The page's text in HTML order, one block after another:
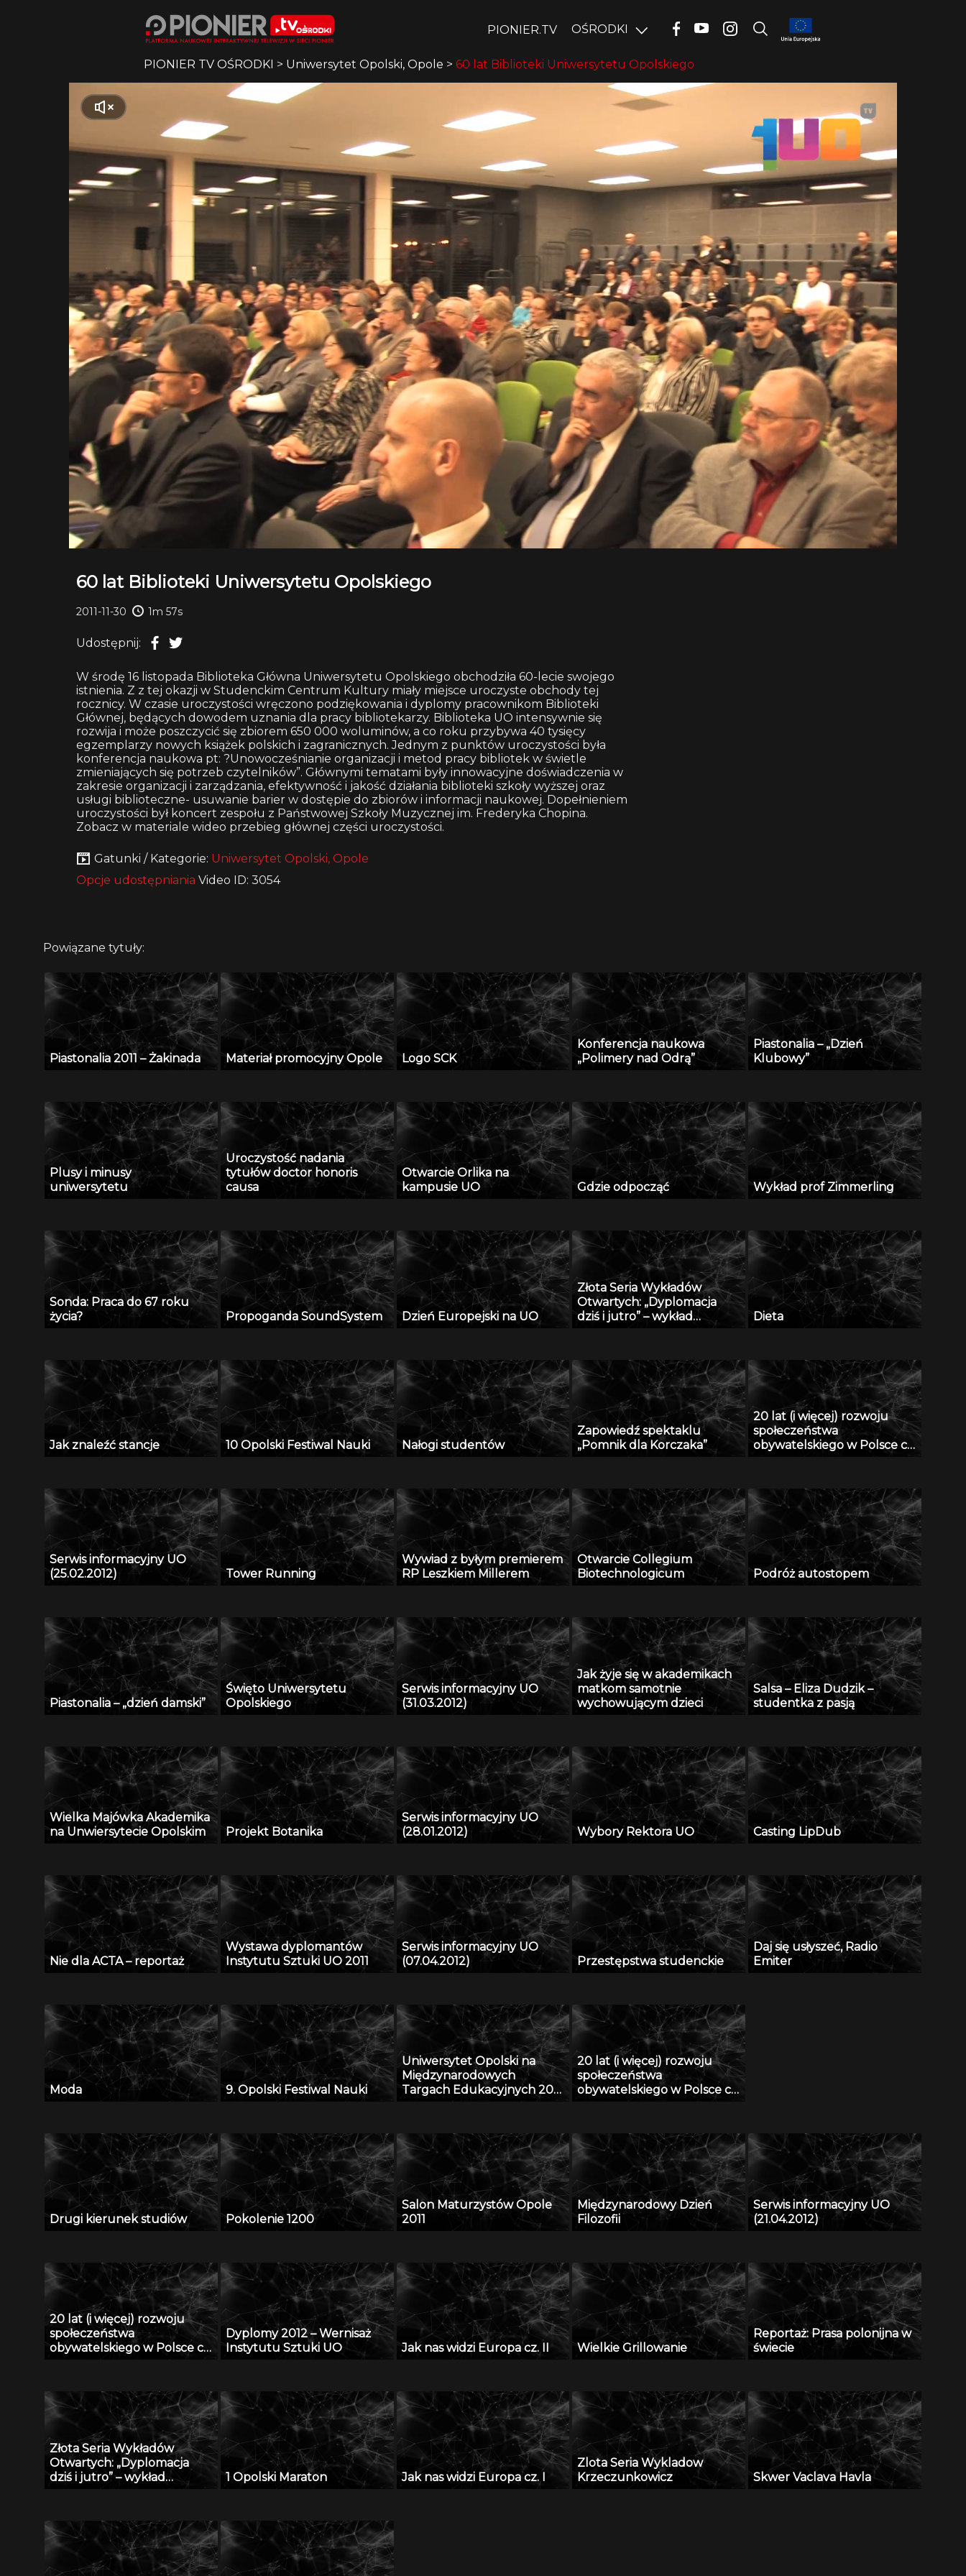
PIONIER.TV OŚRODKI
PIONIER TV OŚRODKI > Uniwersytet Opolski, Opole > 60 lat Biblioteki Uniwersytetu Opolskiego
60 lat Biblioteki Uniwersytetu Opolskiego
2011-11-30 1m 57s
Udostępnij:
W środę 16 listopada Biblioteka Główna Uniwersytetu Opolskiego obchodziła 60-lecie swojego
istnienia. Z z tej okazji w Studenckim Centrum Kultury miały miejsce uroczyste obchody tej
rocznicy. W czasie uroczystości wręczono podziękowania i dyplomy pracownikom Biblioteki
Głównej, będących dowodem uznania dla pracy bibliotekarzy. Biblioteka UO intensywnie się
rozwija i może poszczycić się zbiorem 650 000 woluminów, a co roku przybywa 40 tysięcy
egzemplarzy nowych książek polskich i zagranicznych. Jednym z punktów uroczystości była
konferencja naukowa pt: ?Unowocześnianie organizacji i metod pracy bibliotek w świetle
zmieniających się potrzeb czytelników”. Głównymi tematami były innowacyjne doświadczenia w
zakresie organizacji i zarządzania, efektywność i jakość działania biblioteki szkoły wyższej oraz
usługi biblioteczne- usuwanie barier w dostępie do zbiorów i informacji naukowej. Dopełnieniem
uroczystości był koncert zespołu z Państwowej Szkoły Muzycznej im. Frederyka Chopina.
Zobacz w materiale wideo przebieg głównej części uroczystości.
Gatunki / Kategorie: Uniwersytet Opolski, Opole
Opcje udostępniania Video ID: 3054
Powiązane tytuły:
Piastonalia 2011 – Żakinada Materiał promocyjny Opole Logo SCK
Konferencja naukowa
„Polimery nad Odrą”
Piastonalia – „Dzień
Klubowy”
Plusy i minusy
uniwersytetu
Uroczystość nadania
tytułów doctor honoris
causa
Otwarcie Orlika na
kampusie UO
Gdzie odpocząć Wykład prof Zimmerling
Sonda: Praca do 67 roku
życia?
Propoganda SoundSystem Dzień Europejski na UO
Złota Seria Wykładów
Otwartych: „Dyplomacja
dziś i jutro” – wykład
Dieta
Jak znaleźć stancje 10 Opolski Festiwal Nauki Nałogi studentów
Zapowiedź spektaklu
„Pomnik dla Korczaka”
20 lat (i więcej) rozwoju
społeczeństwa
obywatelskiego w Polsce cz.
Serwis informacyjny UO
(25.02.2012)
Tower Running
Wywiad z byłym premierem
RP Leszkiem Millerem
Otwarcie Collegium
Biotechnologicum
Podróż autostopem
Piastonalia – „dzień damski”
Święto Uniwersytetu
Opolskiego
Serwis informacyjny UO
(31.03.2012)
Jak żyje się w akademikach
matkom samotnie
wychowującym dzieci
Salsa – Eliza Dudzik –
studentka z pasją
Wielka Majówka Akademika
na Unwiersytecie Opolskim
Projekt Botanika
Serwis informacyjny UO
(28.01.2012)
Wybory Rektora UO Casting LipDub
Nie dla ACTA – reportaż
Wystawa dyplomantów
Instytutu Sztuki UO 2011
Serwis informacyjny UO
(07.04.2012)
Przestępstwa studenckie
Daj się usłyszeć, Radio
Emiter
Moda 9. Opolski Festiwal Nauki
Uniwersytet Opolski na
Międzynarodowych
Targach Edukacyjnych 2011
20 lat (i więcej) rozwoju
społeczeństwa
obywatelskiego w Polsce cz.
Drugi kierunek studiów Pokolenie 1200
Salon Maturzystów Opole
2011
Międzynarodowy Dzień
Filozofii
Serwis informacyjny UO
(21.04.2012)
20 lat (i więcej) rozwoju
społeczeństwa
obywatelskiego w Polsce cz.
Dyplomy 2012 – Wernisaż
Instytutu Sztuki UO
Jak nas widzi Europa cz. II Wielkie Grillowanie
Reportaż: Prasa polonijna w
świecie
Złota Seria Wykładów
Otwartych: „Dyplomacja
dziś i jutro” – wykład
1 Opolski Maraton Jak nas widzi Europa cz. I
Zlota Seria Wykladow
Krzeczunkowicz
Skwer Vaclava Havla